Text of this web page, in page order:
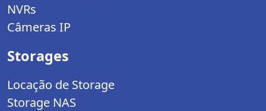
NVRs
Câmeras IP
Storages
Locação de Storage
Storage NAS